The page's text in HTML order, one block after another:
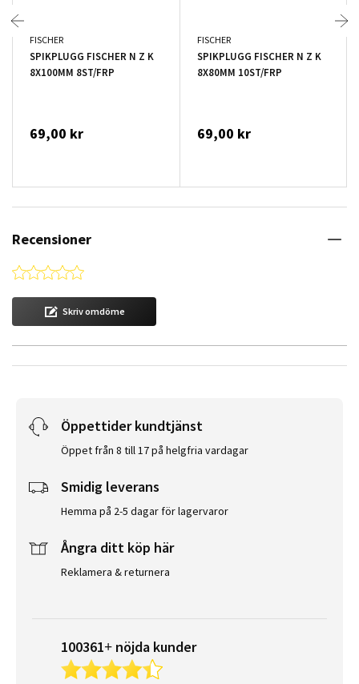
FISCHER
SPIKPLUGG FISCHER N Z K
8X100MM 8ST/FRP
69,00 kr
FISCHER
SPIKPLUGG FISCHER N Z K
8X80MM 10ST/FRP
69,00 kr
Recensioner
0.0 star rating
Skriv omdöme
Öppettider kundtjänst
Öppet från 8 till 17 på helgfria vardagar
Smidig leverans
Hemma på 2-5 dagar för lagervaror
Ångra ditt köp här
Reklamera & returnera
100361+ nöjda kunder